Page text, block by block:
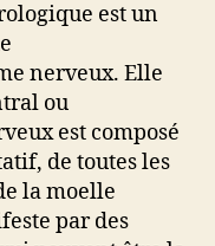
est un
nerveux. Elle
ou
est composé
de toutes les
la moelle
par des